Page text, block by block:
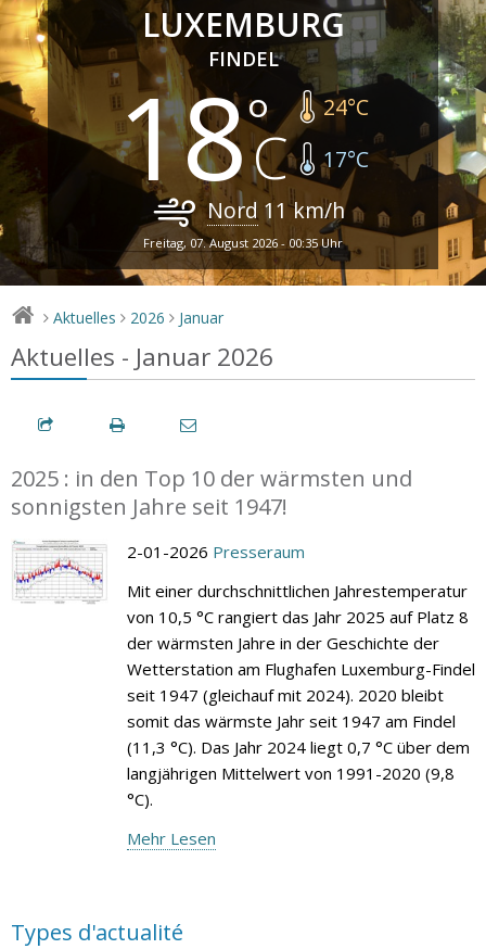
LUXEMBURG
FINDEL
18 24°C
17°C
Nord 11km/h
Freitag, 07. August 2026 - 00:35 Uhr
> Aktuelles > 2026 > Januar
Aktuelles - Januar 2026
2025 : in den Top 10 der wärmsten und
sonnigsten Jahre seit 1947!
2-01-2026 Presseraum
Mit einer durchschnittlichen Jahrestemperatur
von 10,5 °C rangiert das Jahr 2025 auf Platz 8
der wärmsten Jahre in der Geschichte der
Wetterstation am Flughafen Luxemburg-Findel
seit 1947 (gleichauf mit 2024). 2020 bleibt
somit das wärmste Jahr seit 1947 am Findel
(11,3 °C). Das Jahr 2024 liegt 0,7 °C über dem
langjährigen Mittelwert von 1991-2020 (9,8
°C).
Mehr Lesen
Types d'actualité